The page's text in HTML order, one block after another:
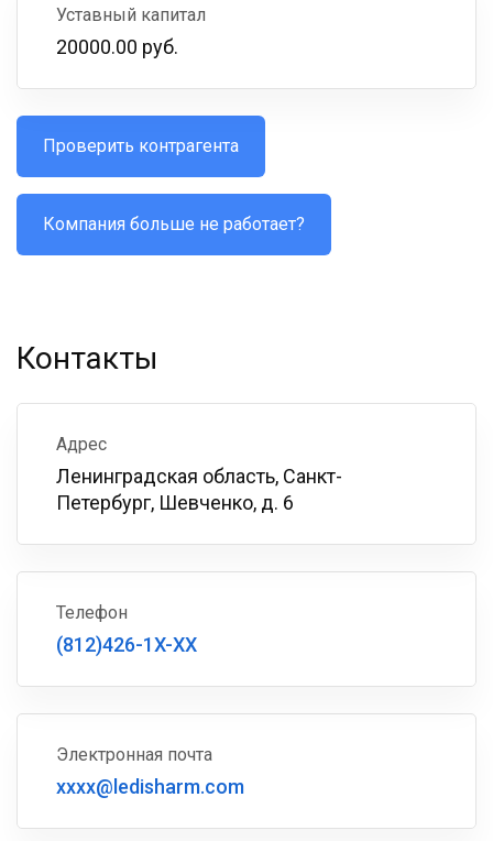
Уставный капитал
20000.00 руб.
Проверить контрагента
Компания больше не работает?
Контакты
Адрес
Ленинградская область, Санкт-
Петербург, Шевченко, д. 6
Телефон
(812)426-1X-XX
Электронная почта
xxxx@ledisharm.com